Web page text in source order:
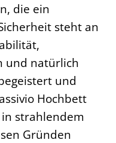
die ein
steht an
und natürlich
und
Hochbett
strahlendem
Gründen